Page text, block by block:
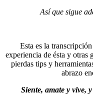
Así que sigue
Esta es la
experiencia de ésta y otras
pierdas tips y
abrazo
Siente, amate y vive,